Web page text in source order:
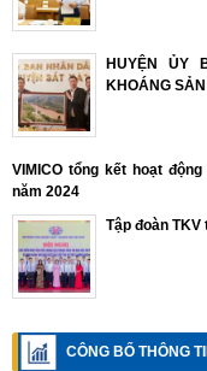
HUYỆN ỦY
KHOÁNG
VIMICO tổng kết hoạt
năm 2024
Tập đoàn
CÔNG BỐ THÔNG